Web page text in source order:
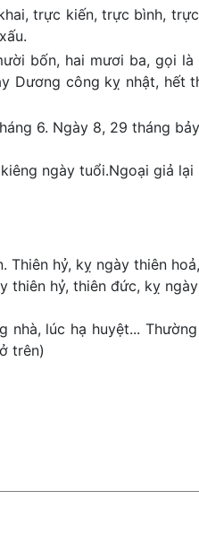
trực kiến, trực bình,
bốn, hai mươi ba, gọi là
Dương công kỵ nhật, hết
6. Ngày 8, 29 tháng
ngày tuổi.Ngoại giả
hỷ, kỵ ngày thiên
thiên hỷ, thiên đức, kỵ
lúc hạ huyệt...
trên)